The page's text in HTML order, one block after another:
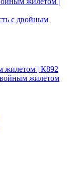
с двойным
жилетом